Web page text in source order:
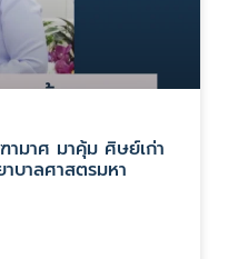
มาศ มาคุ้ม ศิษย์เก่า
บาลศาสตรมหา